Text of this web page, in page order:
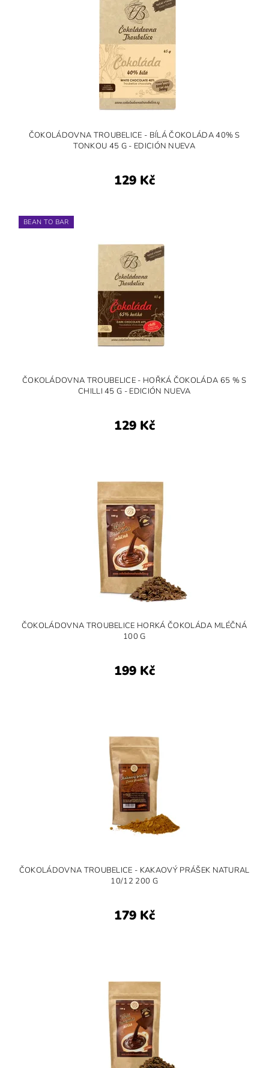
ČOKOLÁDOVNA TROUBELICE - BÍLÁ ČOKOLÁDA 40% S
TONKOU 45 G - EDICIÓN NUEVA
129 Kč
BEAN TO BAR
ČOKOLÁDOVNA TROUBELICE - HOŘKÁ ČOKOLÁDA 65 % S
CHILLI 45 G - EDICIÓN NUEVA
129 Kč
ČOKOLÁDOVNA TROUBELICE HORKÁ ČOKOLÁDA MLÉČNÁ
100 G
199 Kč
ČOKOLÁDOVNA TROUBELICE - KAKAOVÝ PRÁŠEK NATURAL
10/12 200 G
179 Kč